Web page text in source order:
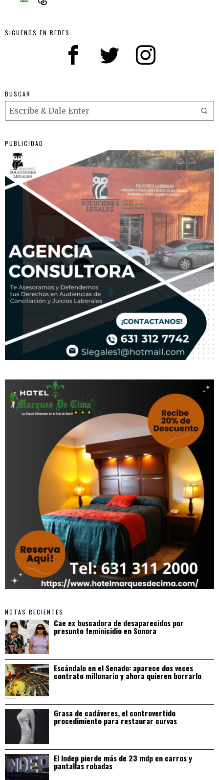
SIGUENOS EN REDES
BUSCAR
PUBLICIDAD
NOTAS RECIENTES
Cae ex buscadora de desaparecidos por
presunto feminicidio en Sonora
Escándalo en el Senado: aparece dos veces
contrato millonario y ahora quieren borrarlo
Grasa de cadáveres, el controvertido
procedimiento para restaurar curvas
El Indep pierde más de 23 mdp en carros y
pantallas robadas